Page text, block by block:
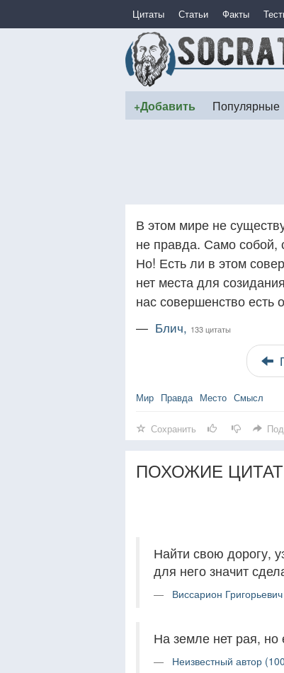
Цитаты Статьи Факты
+Добавить Популярные
В этом мире не
не правда. Само собой,
Но! Есть ли в этом
нет места для
нас совершенство есть
— Блич, 133 цитаты
Мир Правда Место Смысл
Сохранить
ПОХОЖИЕ
Найти свою дорогу,
для него значит
Виссарион
На земле нет рая, но
Неизвестный автор